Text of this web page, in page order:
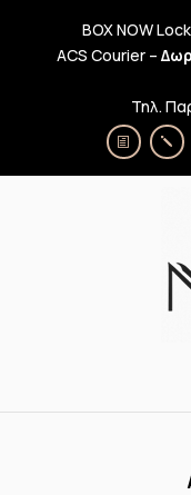
BOX NOW
ACS Courier –
Τηλ.